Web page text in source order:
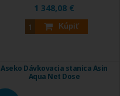
1 348,08 €
Kúpiť
Aseko Dávkovacia stanica Asin
Aqua Net Dose